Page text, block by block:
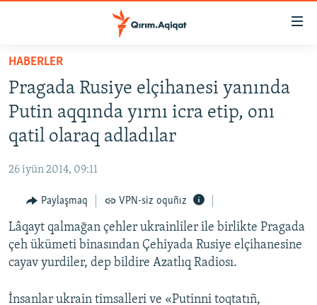
Esas
qaytmaq
Baş
navigatsiyağa
qaytmaq
Qıdıruvğa
qaytmaq
HABERLER
SİYASET
İQTİSADİYAT
MEDENİYET
İNSAN AQLARI
VİDEO
HABERLER
Pragada Rusiye elçihanesi yanında
Putin aqqında yırnı icra etip, onı
qatil olaraq adladılar
26 iyün 2014, 09:11
Paylaşmaq VPN-siz oquñız
Lâqayt qalmağan çehler ukrainliler ile birlikte Pragada
çeh ükümeti binasından Çehiyada Rusiye elçihanesine
cayav yurdiler, dep bildire Azatlıq Radiosı.
İnsanlar ukrain timsalleri ve «Putinni toqtatıñ,